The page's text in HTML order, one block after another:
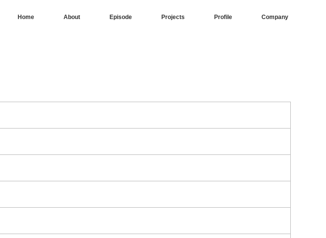
Home About Episode Projects Profile Company